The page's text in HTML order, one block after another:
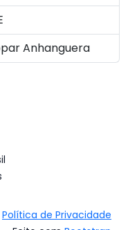
Anhanguera
Política de Privacidade